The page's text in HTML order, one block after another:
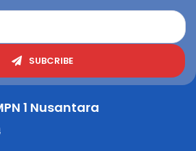
SUBCRIBE
1 Nusantara